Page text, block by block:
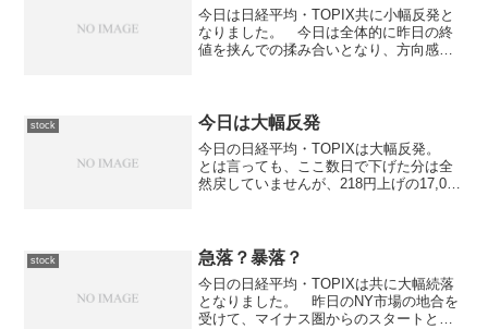
今日は日経平均・TOPIX共に小幅反発と
なりました。 今日は全体的に昨日の終
値を挟んでの揉み合いとなり、方向感の
イヴ（...
stock 今日は大幅反発
今日の日経平均・TOPIXは大幅反発。
とは言っても、ここ数日で下げた分は全
然戻していませんが、218円上げの17,050
の後場に入っ...
stock 急落？暴落？
今日の日経平均・TOPIXは共に大幅続落
となりました。 昨日のNY市場の地合を
受けて、マイナス圏からのスタートとな